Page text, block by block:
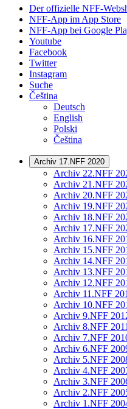
Der offizielle NFF-
NFF-App im App Store
NFF-App bei Google
Youtube
Facebook
Twitter
Instagram
Suche
Čeština
Deutsch
English
Polski
Čeština
Archiv 17.NFF 2020
Archiv 22.NFF
Archiv 21.NFF
Archiv 20.NFF
Archiv 19.NFF
Archiv 18.NFF
Archiv 17.NFF
Archiv 16.NFF
Archiv 15.NFF
Archiv 14.NFF
Archiv 13.NFF
Archiv 12.NFF
Archiv 11.NFF
Archiv 10.NFF
Archiv 9.NFF
Archiv 8.NFF 2011
Archiv 7.NFF
Archiv 6.NFF
Archiv 5.NFF
Archiv 4.NFF
Archiv 3.NFF
Archiv 2.NFF
Archiv 1.NFF